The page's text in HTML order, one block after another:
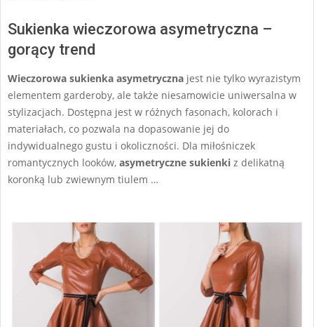
Sukienka wieczorowa asymetryczna –
gorący trend
Wieczorowa sukienka asymetryczna jest nie tylko wyrazistym
elementem garderoby, ale także niesamowicie uniwersalna w
stylizacjach. Dostępna jest w różnych fasonach, kolorach i
materiałach, co pozwala na dopasowanie jej do
indywidualnego gustu i okoliczności. Dla miłośniczek
romantycznych looków, asymetryczne sukienki z delikatną
koronką lub zwiewnym tiulem …